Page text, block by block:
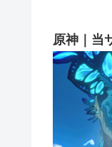
原神｜当